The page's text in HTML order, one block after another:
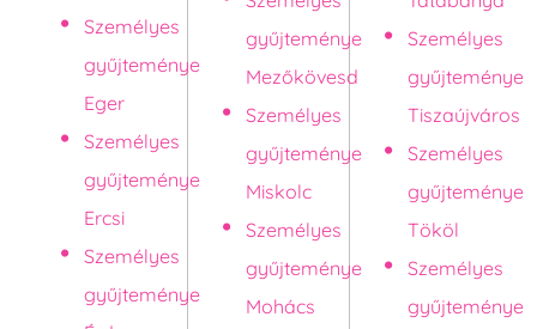
Személyes
gyűjteménye
Eger
Személyes
gyűjteménye
Ercsi
Személyes
gyűjteménye
gyűjteménye
Mezőkövesd
Személyes
gyűjteménye
Miskolc
Személyes
gyűjteménye
Mohács
Személyes
gyűjteménye
Tiszaújváros
Személyes
gyűjteménye
Tököl
Személyes
gyűjteménye